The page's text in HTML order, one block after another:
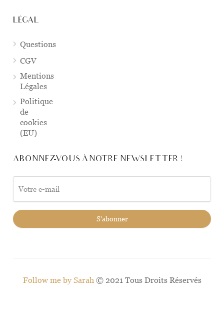
LÉGAL
Questions
CGV
Mentions
Légales
Politique
de
cookies
(EU)
ABONNEZ-VOUS À NOTRE NEWSLETTER !
Follow me by Sarah © 2021 Tous Droits Réservés